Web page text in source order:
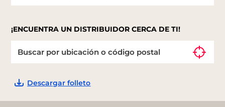
¡ENCUENTRA UN DISTRIBUIDOR CERCA DE TI!
Descargar folleto